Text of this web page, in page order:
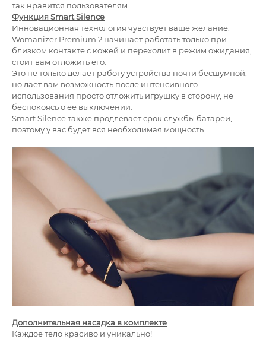
так нравится пользователям.
Функция Smart Silence
Инновационная технология чувствует ваше желание.
Womanizer Premium 2 начинает работать только при
близком контакте с кожей и переходит в режим ожидания,
стоит вам отложить его.
Это не только делает работу устройства почти бесшумной,
но дает вам возможность после интенсивного
использования просто отложить игрушку в сторону, не
беспокоясь о ее выключении.
Smart Silence также продлевает срок службы батареи,
поэтому у вас будет вся необходимая мощность.
Дополнительная насадка в комплекте
Каждое тело красиво и уникально!